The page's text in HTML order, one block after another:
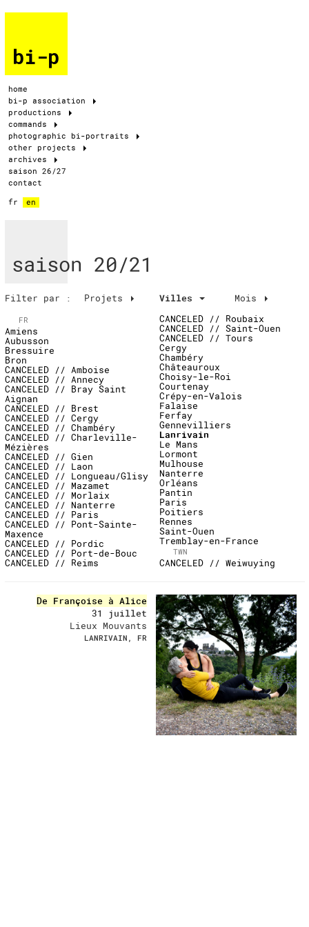
bi-p
home
bi-p association
productions
commands
photographic bi-portraits
other projects
archives
saison 26/27
contact
fr
en
saison 20/21
Filter par : Projets Villes Mois
FR
Amiens
Aubusson
Bressuire
Bron
CANCELED // Amboise
CANCELED // Annecy
CANCELED // Bray Saint
Aignan
CANCELED // Brest
CANCELED // Cergy
CANCELED // Chambéry
CANCELED // Charleville-
Mézières
CANCELED // Gien
CANCELED // Laon
CANCELED // Longueau/Glisy
CANCELED // Mazamet
CANCELED // Morlaix
CANCELED // Nanterre
CANCELED // Paris
CANCELED // Pont-Sainte-
Maxence
CANCELED // Pordic
CANCELED // Port-de-Bouc
CANCELED // Reims
CANCELED // Roubaix
CANCELED // Saint-Ouen
CANCELED // Tours
Cergy
Chambéry
Châteauroux
Choisy-le-Roi
Courtenay
Crépy-en-Valois
Falaise
Ferfay
Gennevilliers
Lanrivain
Le Mans
Lormont
Mulhouse
Nanterre
Orléans
Pantin
Paris
Poitiers
Rennes
Saint-Ouen
Tremblay-en-France
TWN
CANCELED // Weiwuying
undefined
De Françoise à Alice
31 juillet
Lieux Mouvants
LANRIVAIN, FR